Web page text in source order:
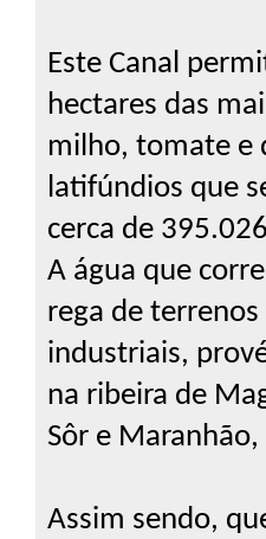
Este Canal
hectares das
milho, tomate e
latifúndios que
cerca de
A água que
rega de
industriais,
na ribeira de
Sôr e
Assim sendo,